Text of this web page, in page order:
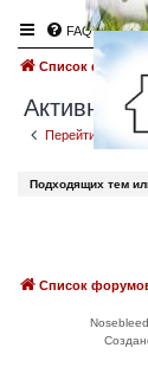
FAQ
Список форумов
Активные
Перейти к
Подходящих тем
Список